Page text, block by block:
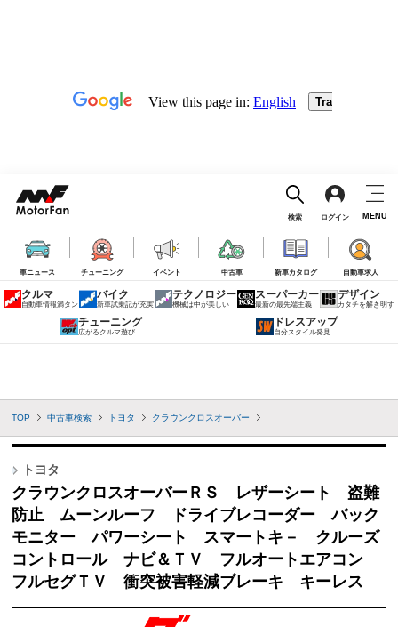
車ニュース チューニング イベント 中古車 新車カタログ 自動車求人
検索 ログイン MENU
クルマ
自動車情報満タン
バイク
新車試乗記が充実
テクノロジー
機械は中が美しい
スーパーカー
最新の最先端主義
デザイン
カタチを解き明す
チューニング
広がるクルマ遊び
ドレスアップ
自分スタイル発見
TOP 中古車検索 トヨタ クラウンクロスオーバー
トヨタ
クラウンクロスオーバーＲＳ レザーシート 盗難
防止 ムーンルーフ ドライブレコーダー バック
モニター パワーシート スマートキ－ クルーズ
コントロール ナビ＆ＴＶ フルオートエアコン
フルセグＴＶ 衝突被害軽減ブレーキ キーレス